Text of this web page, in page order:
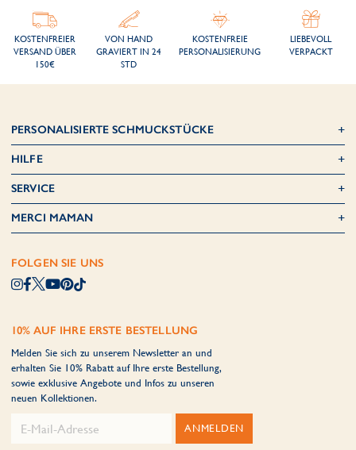
KOSTENFREIER
VERSAND ÜBER
150€
VON HAND
GRAVIERT IN 24
STD
KOSTENFREIE
PERSONALISIERUNG
LIEBEVOLL
VERPACKT
PERSONALISIERTE SCHMUCKSTÜCKE
HILFE
SERVICE
MERCI MAMAN
FOLGEN SIE UNS
10% AUF IHRE ERSTE BESTELLUNG
Melden Sie sich zu unserem Newsletter an und
erhalten Sie 10% Rabatt auf Ihre erste Bestellung,
sowie exklusive Angebote und Infos zu unseren
neuen Kollektionen.
ANMELDEN